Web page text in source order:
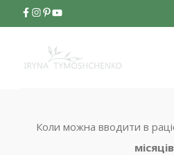
Коли можна вводити в